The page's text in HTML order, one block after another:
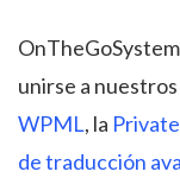
unirse a
WPML, la
de traducción